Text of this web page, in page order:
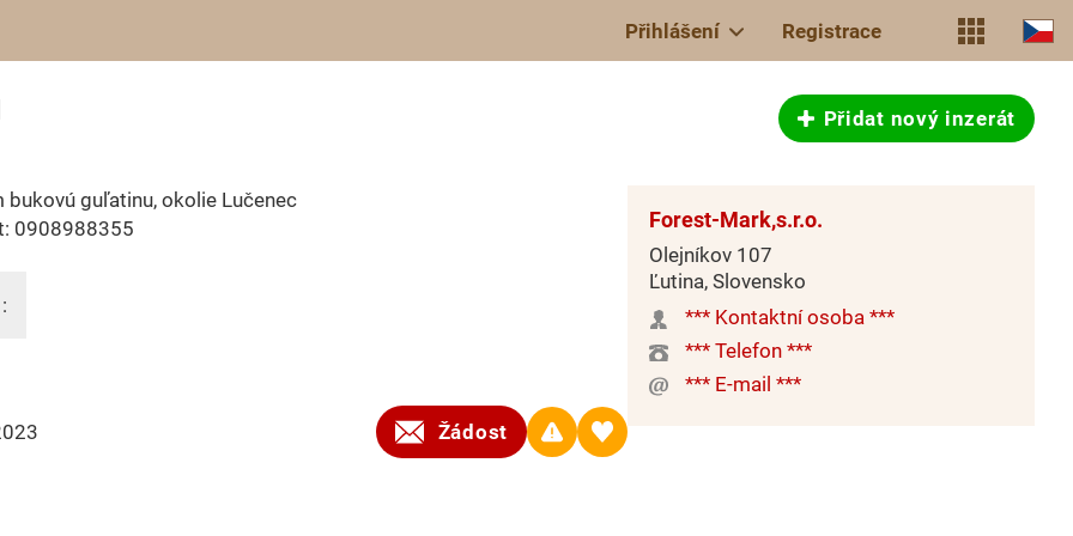
Přihlášení Registrace
Přidat nový inzerát
bukovú guľatinu, okolie Lučenec
0908988355
Žádost
Forest-Mark,s.r.o.
Olejníkov 107
Ľutina, Slovensko
*** Kontaktní osoba ***
*** Telefon ***
*** E-mail ***